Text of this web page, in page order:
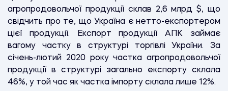
агропродовольчої продукції склав 2,6 млрд$, що
свідчить про те, що Україна є нетто-експортером
цієї продукції. Експорт продукції АПК займає
вагому частку в структурі торгівлі України. За
січень-лютий 2020 року частка агропродовольчої
продукції в структурі загально експорту склала
46%, у той час як частка імпорту склала лише 12%.